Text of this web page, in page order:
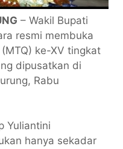
– Wakil Bupati
resmi membuka
ke-XV tingkat
dipusatkan di
Rabu
Yuliantini
hanya sekadar